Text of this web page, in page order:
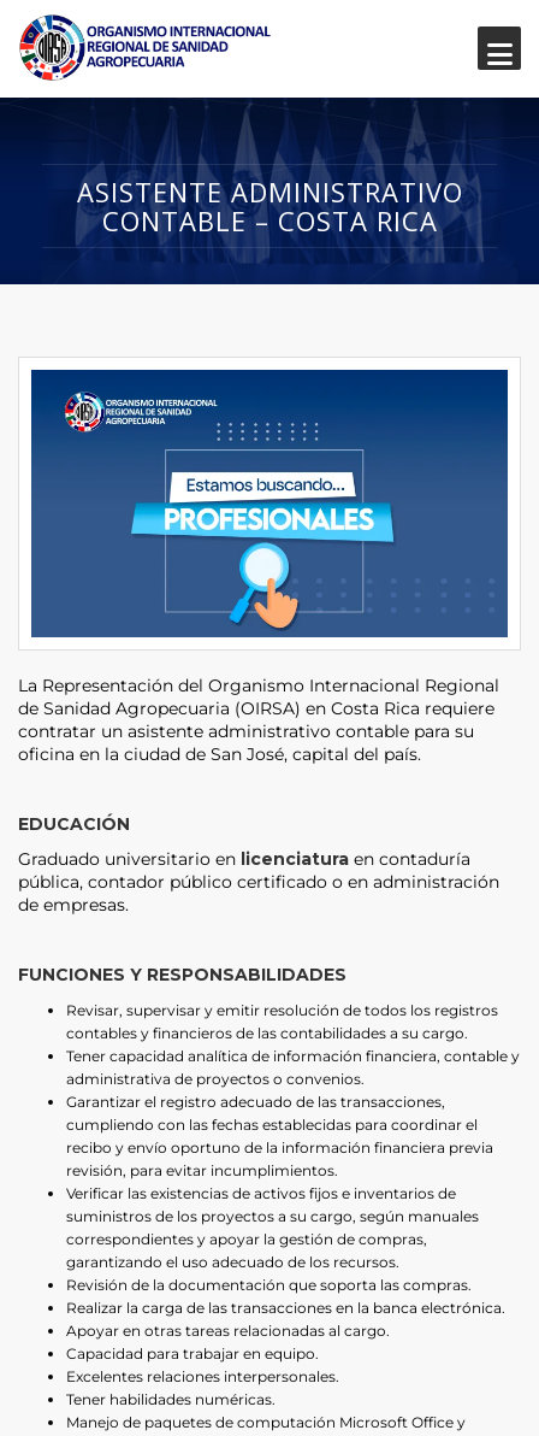
ASISTENTE ADMINISTRATIVO
CONTABLE – COSTA RICA
La Representación del Organismo Internacional Regional
de Sanidad Agropecuaria (OIRSA) en Costa Rica requiere
contratar un asistente administrativo contable para su
oficina en la ciudad de San José, capital del país.
EDUCACIÓN
Graduado universitario en licenciatura en contaduría
pública, contador público certificado o en administración
de empresas.
FUNCIONES Y RESPONSABILIDADES
Revisar, supervisar y emitir resolución de todos los registros
contables y financieros de las contabilidades a su cargo.
Tener capacidad analítica de información financiera, contable y
administrativa de proyectos o convenios.
Garantizar el registro adecuado de las transacciones,
cumpliendo con las fechas establecidas para coordinar el
recibo y envío oportuno de la información financiera previa
revisión, para evitar incumplimientos.
Verificar las existencias de activos fijos e inventarios de
suministros de los proyectos a su cargo, según manuales
correspondientes y apoyar la gestión de compras,
garantizando el uso adecuado de los recursos.
Revisión de la documentación que soporta las compras.
Realizar la carga de las transacciones en la banca electrónica.
Apoyar en otras tareas relacionadas al cargo.
Capacidad para trabajar en equipo.
Excelentes relaciones interpersonales.
Tener habilidades numéricas.
Manejo de paquetes de computación Microsoft Office y